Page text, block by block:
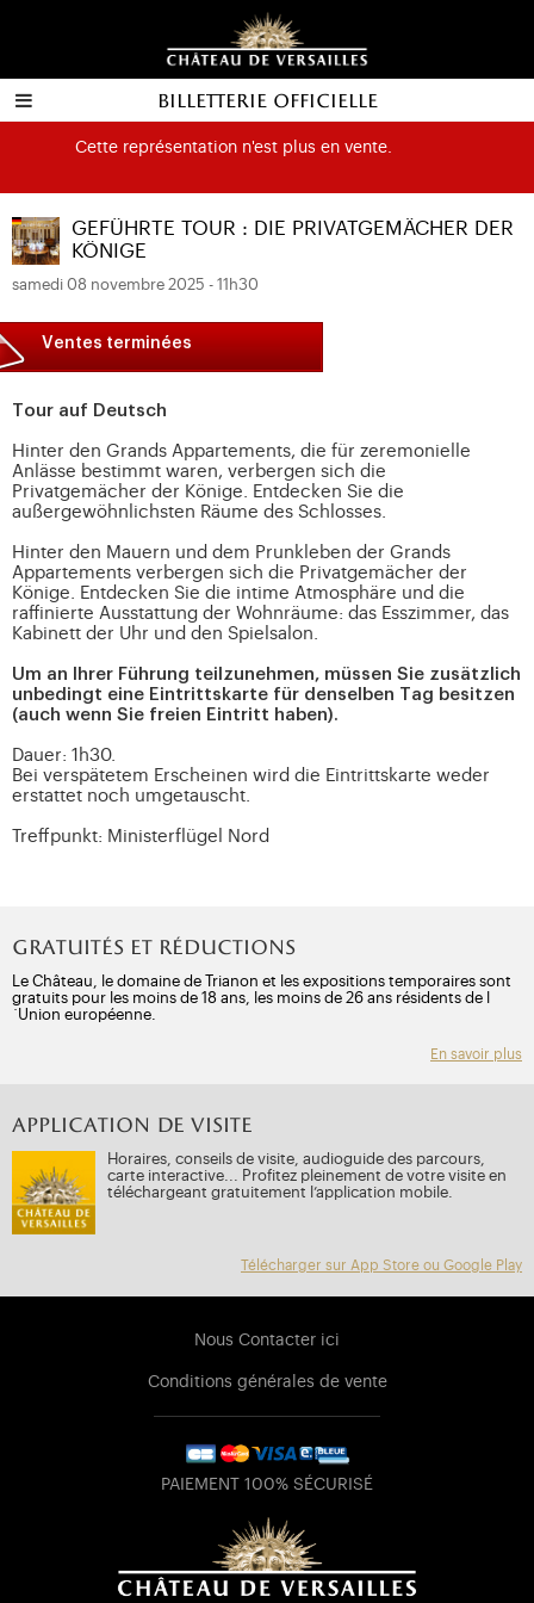
Billetterie officielle
Cette représentation n'est plus en vente.
GEFÜHRTE TOUR : DIE PRIVATGEMÄCHER DER
KÖNIGE
samedi 08 novembre 2025 - 11h30
Ventes terminées
Tour auf Deutsch
Hinter den Grands Appartements, die für zeremonielle
Anlässe bestimmt waren, verbergen sich die
Privatgemächer der Könige. Entdecken Sie die
außergewöhnlichsten Räume des Schlosses.
Hinter den Mauern und dem Prunkleben der Grands
Appartements verbergen sich die Privatgemächer der
Könige. Entdecken Sie die intime Atmosphäre und die
raffinierte Ausstattung der Wohnräume: das Esszimmer, das
Kabinett der Uhr und den Spielsalon.
Um an Ihrer Führung teilzunehmen, müssen Sie zusätzlich
unbedingt eine Eintrittskarte für denselben Tag besitzen
(auch wenn Sie freien Eintritt haben).
Dauer: 1h30.
Bei verspätetem Erscheinen wird die Eintrittskarte weder
erstattet noch umgetauscht.
Treffpunkt: Ministerflügel Nord
Gratuités et réductions
Le Château, le domaine de Trianon et les expositions temporaires sont
gratuits pour les moins de 18 ans, les moins de 26 ans résidents de l
´Union européenne.
En savoir plus
APPLICATION DE VISITE
Horaires, conseils de visite, audioguide des parcours,
carte interactive... Profitez pleinement de votre visite en
téléchargeant gratuitement l’application mobile.
Télécharger sur App Store ou Google Play
Nous Contacter ici
Conditions générales de vente
PAIEMENT 100% SÉCURISÉ